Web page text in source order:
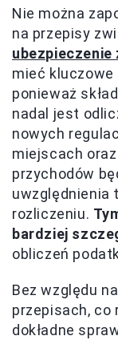
Nie można
na przepisy
mieć kluczowe
ponieważ
nadal jest
nowych
miejscach
przychodów
uwzględnienia
rozliczeniu.
bardziej
obliczeń
Bez względu
przepisach, co
dokładne